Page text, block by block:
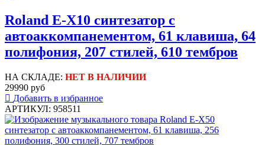
Roland E-X10 синтезатор с
автоаккомпанементом, 61 клавиша, 64
полифония, 207 стилей, 610 тембров
НА СКЛАДЕ: НЕТ В НАЛИЧИИ
29990 руб
Добавить в избранное
АРТИКУЛ: 958511